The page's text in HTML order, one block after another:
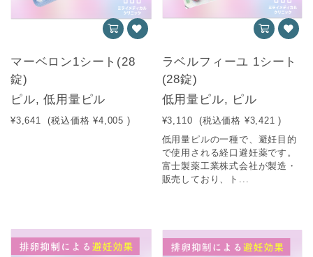
マーベロン1シート(28
錠)
ピル, 低用量ピル
¥3,641 (税込価格 ¥4,005 )
ラベルフィーユ 1シート
(28錠)
低用量ピル, ピル
¥3,110 (税込価格 ¥3,421 )
低用量ピルの一種で、避妊目的
で使用される経口避妊薬です。
富士製薬工業株式会社が製造・
販売しており、ト...